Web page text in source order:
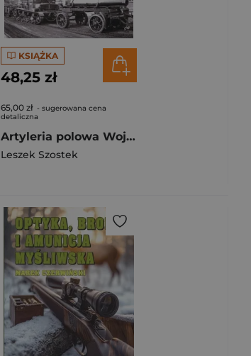
KSIĄŻKA
48,25 zł
65,00 zł - sugerowana cena
detaliczna
Artyleria polowa Wojska Polskiego 1918-1939
Leszek Szostek